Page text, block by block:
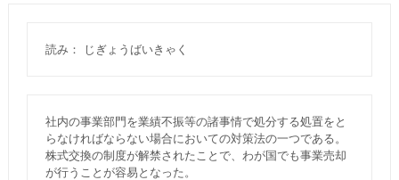
読み： じぎょうばいきゃく
社内の事業部門を業績不振等の諸事情で処分する処置をと
らなければならない場合においての対策法の一つである。
株式交換の制度が解禁されたことで、わが国でも事業売却
が行うことが容易となった。